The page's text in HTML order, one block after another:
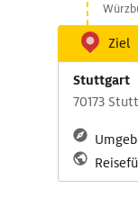
Ziel
Stuttgart
70173